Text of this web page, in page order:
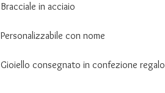
Bracciale in acciaio
Personalizzabile con nome
Gioiello consegnato in confezione regalo